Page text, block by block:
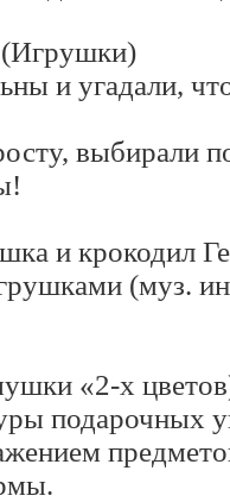
(Игрушки)
и угадали,
выбирали
и крокодил
(муз.
«2-х
подарочных